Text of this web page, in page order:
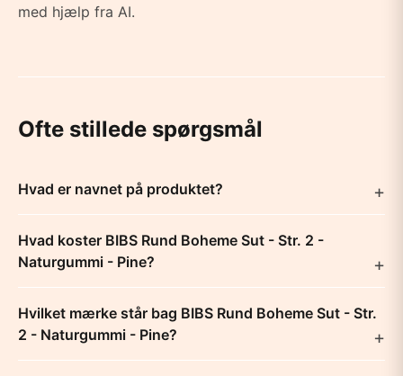
med hjælp fra AI.
Ofte stillede spørgsmål
Hvad er navnet på produktet?
Hvad koster BIBS Rund Boheme Sut - Str. 2 -
Naturgummi - Pine?
Hvilket mærke står bag BIBS Rund Boheme Sut - Str.
2 - Naturgummi - Pine?